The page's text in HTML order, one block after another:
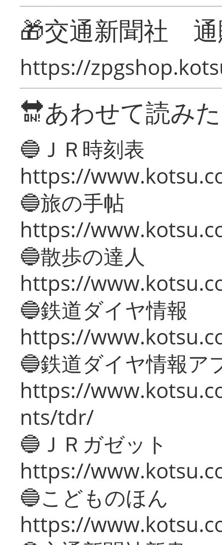
🎁交通新聞社
https://
🔛あわせて読み
🔵ＪＲ時刻表
https://
🔵旅の手帖
https://
🔵散歩の達人
https://
🔵鉄道ダイヤ情報
https://
🔵鉄道ダイヤ情報ア
https://
nts/tdr/
🔵ＪＲガゼット
https://
🔵こどものほん
https://